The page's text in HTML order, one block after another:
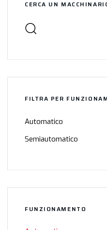
CERCA UN
FILTRA PER
Automatico
Semiautomatico
FUNZIONAMENTO